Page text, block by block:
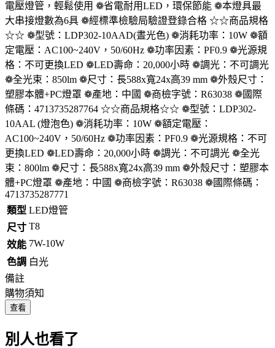
電壓燈管，輕鬆使用 ❁省電耐用LED，環保節能 ❁本燈具最
大串接燈數為6具 ❁經標準檢驗局驗證登錄合格 ☆☆商品規格
☆☆ ❁型號：LDP302-10AAD(晝光色) ❁消耗功率：10W ❁額
定電壓：AC100~240V，50/60Hz ❁功率因素：PF0.9 ❁光源規
格：不可更換LED ❁LED壽命：20,000小時 ❁調光：不可調光
❁全光束：850lm ❁尺寸：長588x寬24x高39 mm ❁外殼尺寸：
塑膠本體+PC燈罩 ❁產地：中國 ❁商檢字號：R63038 ❁國際
條碼：4713735287764 ☆☆商品規格☆☆ ❁型號：LDP302-
10AAL (燈泡色) ❁消耗功率：10W ❁額定電壓：
AC100~240V，50/60Hz ❁功率因素：PF0.9 ❁光源規格：不可
更換LED ❁LED壽命：20,000小時 ❁調光：不可調光 ❁全光
束：800lm ❁尺寸：長588x寬24x高39 mm ❁外殼尺寸：塑膠本
體+PC燈罩 ❁產地：中國 ❁商檢字號：R63038 ❁國際條碼：
4713735287771
類型 LED燈管
尺寸 T8
效能 7W-10W
色調 白光
備註
購物須知
查看
別人也看了